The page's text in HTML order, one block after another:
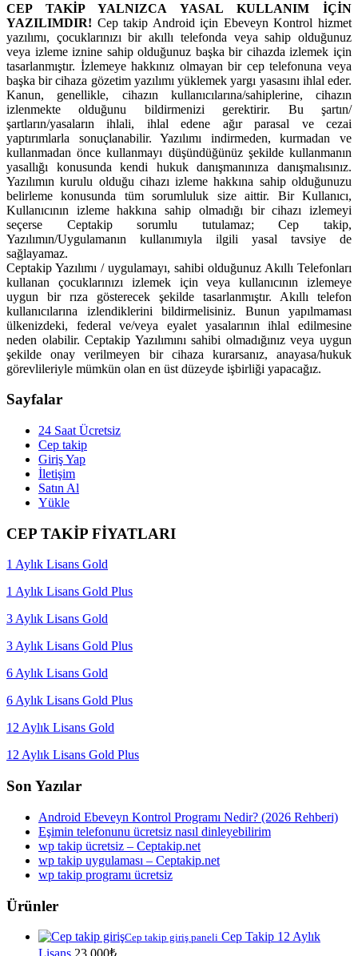
CEP TAKİP YALNIZCA YASAL KULLANIM İÇİN
YAZILIMDIR! Cep takip Android için Ebeveyn Kontrol hizmet
yazılımı, çocuklarınızı bir akıllı telefonda veya sahip olduğunuz
veya izleme iznine sahip olduğunuz başka bir cihazda izlemek için
tasarlanmıştır. İzlemeye hakkınız olmayan bir cep telefonuna veya
başka bir cihaza gözetim yazılımı yüklemek yargı yasasını ihlal eder.
Kanun, genellikle, cihazın kullanıcılarına/sahiplerine, cihazın
izlenmekte olduğunu bildirmenizi gerektirir. Bu şartın/
şartların/yasaların ihlali, ihlal edene ağır parasal ve cezai
yaptırımlarla sonuçlanabilir. Yazılımı indirmeden, kurmadan ve
kullanmadan önce kullanmayı düşündüğünüz şekilde kullanmanın
yasallığı konusunda kendi hukuk danışmanınıza danışmalısınız.
Yazılımın kurulu olduğu cihazı izleme hakkına sahip olduğunuzu
belirleme konusunda tüm sorumluluk size aittir. Bir Kullanıcı,
Kullanıcının izleme hakkına sahip olmadığı bir cihazı izlemeyi
seçerse Ceptakip sorumlu tutulamaz; Cep takip,
Yazılımın/Uygulamanın kullanımıyla ilgili yasal tavsiye de
sağlayamaz.
Ceptakip Yazılımı / uygulamayı, sahibi olduğunuz Akıllı Telefonları
kullanan çocuklarınızı izlemek için veya kullanıcının izlemeye
uygun bir rıza gösterecek şekilde tasarlanmıştır. Akıllı telefon
kullanıcılarına izlendiklerini bildirmelisiniz. Bunun yapılmaması
ülkenizdeki, federal ve/veya eyalet yasalarının ihlal edilmesine
neden olabilir. Ceptakip Yazılımını sahibi olmadığınız veya uygun
şekilde onay verilmeyen bir cihaza kurarsanız, anayasa/hukuk
görevlileriyle mümkün olan en üst düzeyde işbirliği yapacağız.
Sayfalar
24 Saat Ücretsiz
Cep takip
Giriş Yap
İletişim
Satın Al
Yükle
CEP TAKİP FİYATLARI
1 Aylık Lisans Gold
1 Aylık Lisans Gold Plus
3 Aylık Lisans Gold
3 Aylık Lisans Gold Plus
6 Aylık Lisans Gold
6 Aylık Lisans Gold Plus
12 Aylık Lisans Gold
12 Aylık Lisans Gold Plus
Son Yazılar
Android Ebeveyn Kontrol Programı Nedir? (2026 Rehberi)
Eşimin telefonunu ücretsiz nasıl dinleyebilirim
wp takip ücretsiz – Ceptakip.net
wp takip uygulaması – Ceptakip.net
wp takip programı ücretsiz
Ürünler
Cep takip giriş paneli Cep Takip 12 Aylık